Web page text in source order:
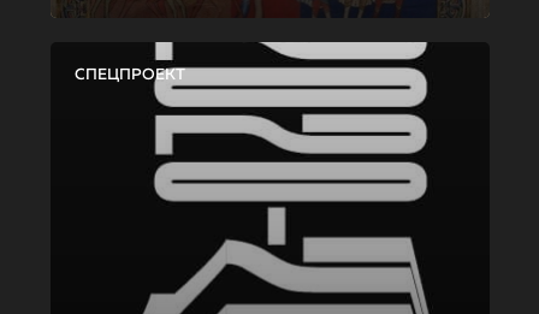
СПЕЦПРОЕКТ